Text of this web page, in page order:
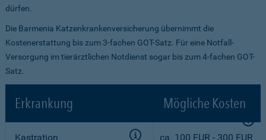
dürfen.
Die Barmenia Katzenkrankenversicherung übernimmt die
Kostenerstattung bis zum 3-fachen GOT-Satz. Für eine Notfall-
Versorgung im tierärztlichen Notdienst sogar bis zum 4-fachen GOT-
Satz.
Erkrankung Mögliche Kosten
Kastration ca. 100 EUR - 300 EUR